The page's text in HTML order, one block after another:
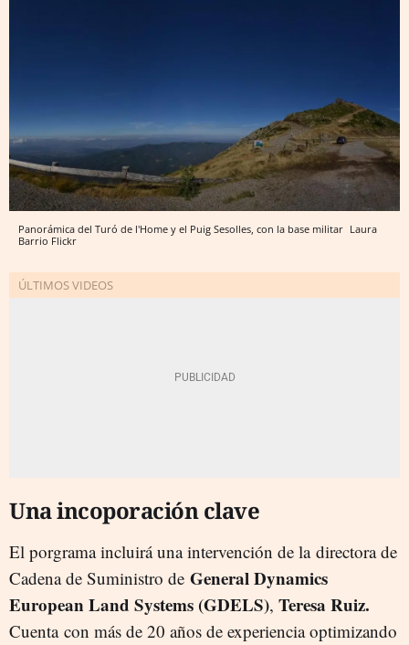
Panorámica del Turó de l'Home y el Puig Sesolles, con la base militar Laura
Barrio Flickr
Una incoporación clave
El porgrama incluirá una intervención de ladirectora de
Cadena de Suministro de General Dynamics
European Land Systems (GDELS), Teresa Ruiz.
Cuenta con más de 20 años de experiencia optimizando